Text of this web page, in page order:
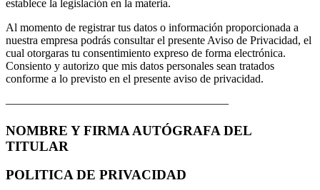
establece la legislación en la materia.
Al momento de registrar tus datos o información proporcionada a
nuestra empresa podrás consultar el presente Aviso de Privacidad, el
cual otorgaras tu consentimiento expreso de forma electrónica.
Consiento y autorizo que mis datos personales sean tratados
conforme a lo previsto en el presente aviso de privacidad.
———————————————————–
NOMBRE Y FIRMA AUTÓGRAFA DEL
TITULAR
POLITICA DE PRIVACIDAD